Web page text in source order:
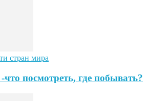
стран мира
посмотреть, где побывать?